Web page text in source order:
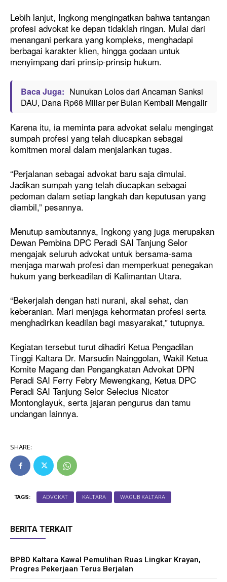
Lebih lanjut, Ingkong mengingatkan bahwa tantangan
profesi advokat ke depan tidaklah ringan. Mulai dari
menangani perkara yang kompleks, menghadapi
berbagai karakter klien, hingga godaan untuk
menyimpang dari prinsip-prinsip hukum.
Baca Juga: Nunukan Lolos dari Ancaman Sanksi
DAU, Dana Rp68 Miliar per Bulan Kembali Mengalir
Karena itu, ia meminta para advokat selalu mengingat
sumpah profesi yang telah diucapkan sebagai
komitmen moral dalam menjalankan tugas.
“Perjalanan sebagai advokat baru saja dimulai.
Jadikan sumpah yang telah diucapkan sebagai
pedoman dalam setiap langkah dan keputusan yang
diambil,” pesannya.
Menutup sambutannya, Ingkong yang juga merupakan
Dewan Pembina DPC Peradi SAI Tanjung Selor
mengajak seluruh advokat untuk bersama-sama
menjaga marwah profesi dan memperkuat penegakan
hukum yang berkeadilan di Kalimantan Utara.
“Bekerjalah dengan hati nurani, akal sehat, dan
keberanian. Mari menjaga kehormatan profesi serta
menghadirkan keadilan bagi masyarakat,” tutupnya.
Kegiatan tersebut turut dihadiri Ketua Pengadilan
Tinggi Kaltara Dr. Marsudin Nainggolan, Wakil Ketua
Komite Magang dan Pengangkatan Advokat DPN
Peradi SAI Ferry Febry Mewengkang, Ketua DPC
Peradi SAI Tanjung Selor Selecius Nicator
Montonglayuk, serta jajaran pengurus dan tamu
undangan lainnya.
SHARE:
TAGS: ADVOKAT KALTARA WAGUB KALTARA
BERITA TERKAIT
BPBD Kaltara Kawal Pemulihan Ruas Lingkar Krayan,
Progres Pekerjaan Terus Berjalan